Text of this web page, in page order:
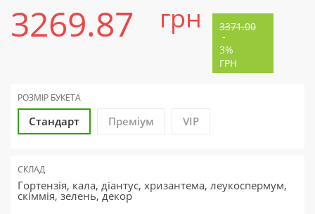
3269.87 грн 3371.00
-
3%
ГРН
РОЗМІР БУКЕТА
Стандарт Преміум VIP
СКЛАД
Гортензія, кала, діантус, хризантема, леукоспермум,
скіммія, зелень, декор